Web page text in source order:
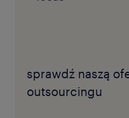
sprawdź naszą
outsourcingu